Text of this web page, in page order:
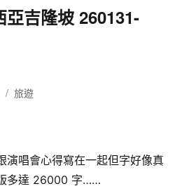
亞吉隆坡 260131-
演唱會心得寫在一起但字好像真
多達 26000 字……
分
旅遊